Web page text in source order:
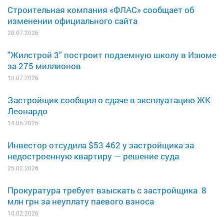
Строительная компания «ФЛАС» сообщает об
изменении официального сайта
28.07.2026
"Жилстрой 3" построит подземную школу в Изюме
за 275 миллионов
10.07.2026
Застройщик сообщил о сдаче в эксплуатацию ЖК
Леонардо
14.05.2026
Инвестор отсудила $53 462 у застройщика за
недостроенную квартиру — решение суда
25.02.2026
Прокуратура требует взыскать с застройщика 8
млн грн за неуплату паевого взноса
10.02.2026